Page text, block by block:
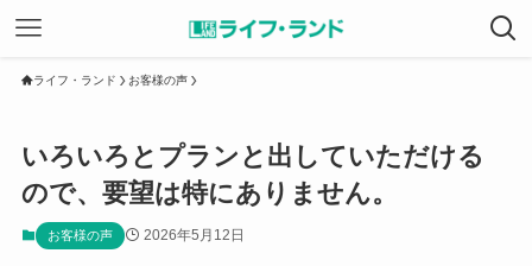
ライフ・ランド お客様の声
いろいろとプランと出していただける
ので、要望は特にありません。
お客様の声 2026年5月12日